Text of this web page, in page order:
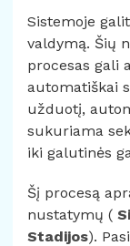
Sistemoje
valdymą. Šių
procesas gali
automatiškai
užduotį,
sukuriama
iki galutinės
Šį procesą
nustatymų (
Stadijos).